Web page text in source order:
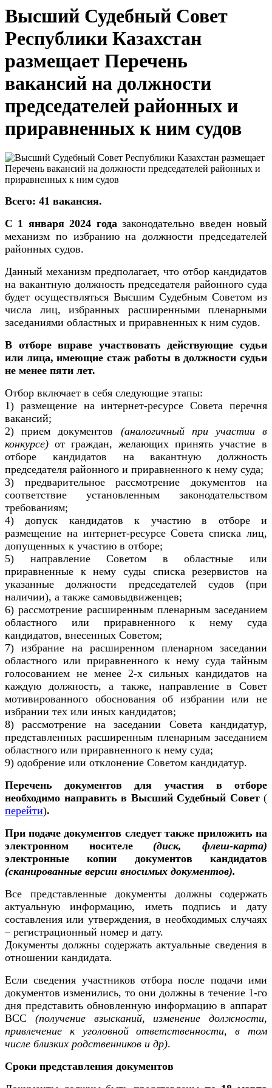
Высший Судебный Совет
Республики Казахстан
размещает Перечень
вакансий на должности
председателей районных и
приравненных к ним судов
Всего: 41 вакансия.
С 1 января 2024 годазаконодательно введен новый
механизм по избранию на должности председателей
районных судов.
Данный механизм предполагает, что отбор кандидатов
на вакантную должность председателя районного суда
будет осуществляться Высшим Судебным Советом из
числа лиц, избранных расширенными пленарными
заседаниями областных и приравненных к ним судов.
В отборевправе участвовать действующие судьи
или лица, имеющие стаж работы в должности судьи
не менее пяти лет.
Отбор включает в себя следующие этапы:
1) размещение на интернет-ресурсе Совета перечня
вакансий;
2) прием документов (аналогичный при участии в
конкурсе) от граждан, желающих принять участие в
отборе кандидатов на вакантную должность
председателя районного и приравненного к нему суда;
3) предварительное рассмотрение документов на
соответствие установленным законодательством
требованиям;
4) допуск кандидатов к участию в отборе и
размещение на интернет-ресурсе Совета списка лиц,
допущенных к участию в отборе;
5) направление Советом в областные или
приравненные к нему суды списка резервистов на
указанные должности председателей судов (при
наличии), а также самовыдвиженцев;
6) рассмотрение расширенным пленарным заседанием
областного или приравненного к нему суда
кандидатов, внесенных Советом;
7) избрание на расширенном пленарном заседании
областного или приравненного к нему суда тайным
голосованием не менее 2-х сильных кандидатов на
каждую должность, а также, направление в Совет
мотивированного обоснования об избрании или не
избрании тех или иных кандидатов;
8) рассмотрение на заседании Совета кандидатур,
представленных расширенным пленарным заседанием
областного или приравненного к нему суда;
9) одобрение или отклонение Советом кандидатур.
Перечень документов для участия в отборе
необходимо направить в Высший Судебный Совет (
перейти).
При подаче документов следует также приложить на
электронном носителе (диск, флеш-карта)
электронные копии документов кандидатов
(сканированные версии вносимых документов).
Все представленные документы должны содержать
актуальную информацию, иметь подпись и дату
составления или утверждения, в необходимых случаях
– регистрационный номер и дату.
Документы должны содержать актуальные сведения в
отношении кандидата.
Если сведения участников отбора после подачи ими
документов изменились, то они должны в течение 1-го
дня представить обновленную информацию в аппарат
ВСС (получение взысканий, изменение должности,
привлечение к уголовной ответственности, в том
числе близких родственников и др).
Сроки представления документов